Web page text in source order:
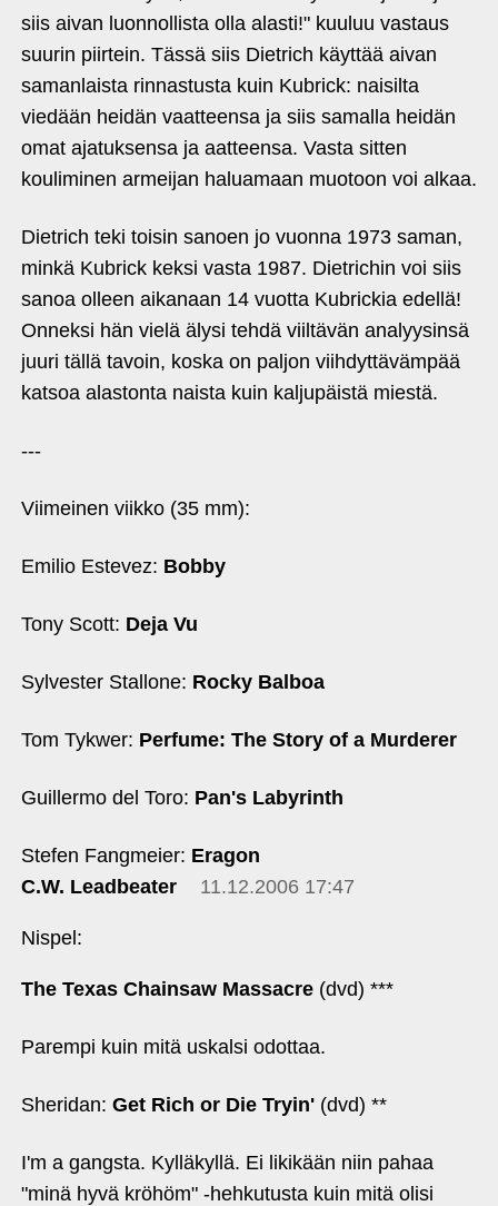
siis aivan luonnollista olla alasti!" kuuluu vastaus
suurin piirtein. Tässä siis Dietrich käyttää aivan
samanlaista rinnastusta kuin Kubrick: naisilta
viedään heidän vaatteensa ja siis samalla heidän
omat ajatuksensa ja aatteensa. Vasta sitten
kouliminen armeijan haluamaan muotoon voi alkaa.
Dietrich teki toisin sanoen jo vuonna 1973 saman,
minkä Kubrick keksi vasta 1987. Dietrichin voi siis
sanoa olleen aikanaan 14 vuotta Kubrickia edellä!
Onneksi hän vielä älysi tehdä viiltävän analyysinsä
juuri tällä tavoin, koska on paljon viihdyttävämpää
katsoa alastonta naista kuin kaljupäistä miestä.
---
Viimeinen viikko (35 mm):
Emilio Estevez: Bobby
Tony Scott: Deja Vu
Sylvester Stallone: Rocky Balboa
Tom Tykwer: Perfume: The Story of a Murderer
Guillermo del Toro: Pan's Labyrinth
Stefen Fangmeier: Eragon
C.W. Leadbeater
11.12.2006 17:47
Nispel:
The Texas Chainsaw Massacre(dvd) ***
Parempi kuin mitä uskalsi odottaa.
Sheridan: Get Rich or Die Tryin'(dvd) **
I'm a gangsta. Kylläkyllä. Ei likikään niin pahaa
"minä hyvä kröhöm" ‑hehkutusta kuin mitä olisi